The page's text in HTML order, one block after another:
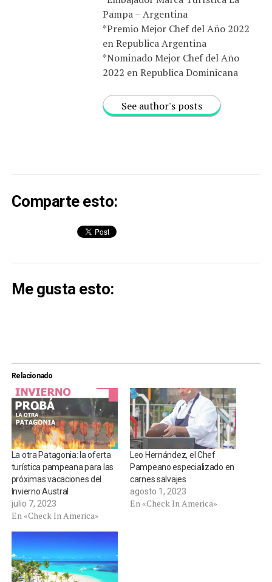
Pampa – Argentina
*Premio Mejor Chef del Año 2022
en Republica Argentina
*Nominado Mejor Chef del Año
2022 en Republica Dominicana
See author's posts
Comparte esto:
Me gusta esto:
Relacionado
La otra Patagonia: la oferta
turística pampeana para las
próximas vacaciones del
Invierno Austral
julio 7, 2023
En «Check In America»
Leo Hernández, el Chef
Pampeano especializado en
carnes salvajes
agosto 1, 2023
En «Check In America»